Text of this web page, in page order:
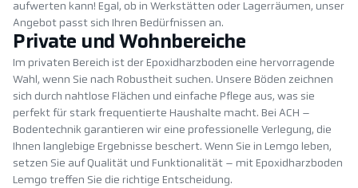
aufwerten kann! Egal, ob in Werkstätten oder Lagerräumen, unser
Angebot passt sich Ihren Bedürfnissen an.
Private und Wohnbereiche
Im privaten Bereich ist der Epoxidharzboden eine hervorragende
Wahl, wenn Sie nach Robustheit suchen. Unsere Böden zeichnen
sich durch nahtlose Flächen und einfache Pflege aus, was sie
perfekt für stark frequentierte Haushalte macht. Bei ACH –
Bodentechnik garantieren wir eine professionelle Verlegung, die
Ihnen langlebige Ergebnisse beschert. Wenn Sie in Lemgo leben,
setzen Sie auf Qualität und Funktionalität – mit Epoxidharzboden
Lemgo treffen Sie die richtige Entscheidung.